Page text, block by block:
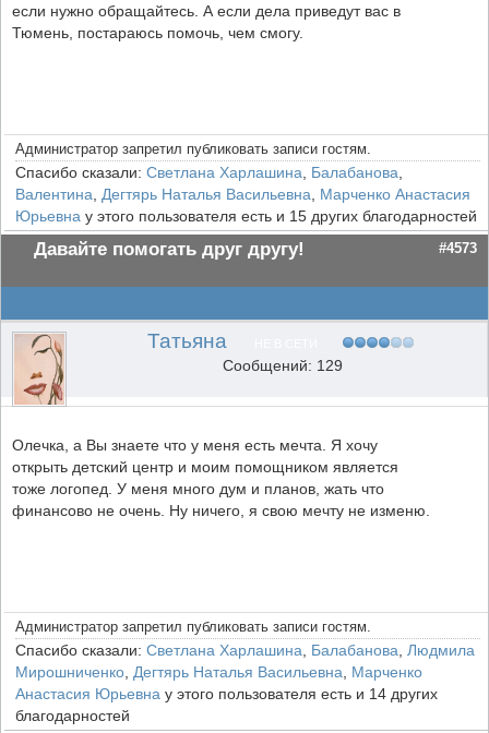
если нужно обращайтесь. А если дела приведут вас в
Тюмень, постараюсь помочь, чем смогу.
Администратор запретил публиковать записи гостям.
Спасибо сказали: Светлана Харлашина Балабанова
Валентина
Дегтярь Наталья Васильевна
Марченко Анастасия
Юрьевна у этого пользователя есть и 15 других благодарностей
Давайте помогать друг другу! #4573
Татьяна
Сообщений: 129
Олечка, а Вы знаете что у меня есть мечта. Я хочу
открыть детский центр и моим помощником является
тоже логопед. У меня много дум и планов, жать что
финансово не очень. Ну ничего, я свою мечту не изменю.
Администратор запретил публиковать записи гостям.
Спасибо сказали: Светлана Харлашина Балабанова
Людмила
Мирошниченко Дегтярь Наталья Васильевна
Марченко
Анастасия Юрьевна у этого пользователя есть и 14 других
благодарностей